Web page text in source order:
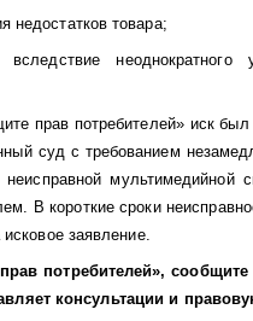
недостатков товара;
неоднократного
прав потребителей» иск был
суд с требованием
неисправной мультимедийной
В короткие сроки
заявление.
потребителей»,
консультации и